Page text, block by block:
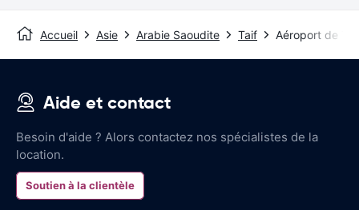
Accueil Asie Arabie Saoudite Taif Aéroport de
Aide et contact
Besoin d'aide ? Alors contactez nos spécialistes de la
location.
Soutien à la clientèle